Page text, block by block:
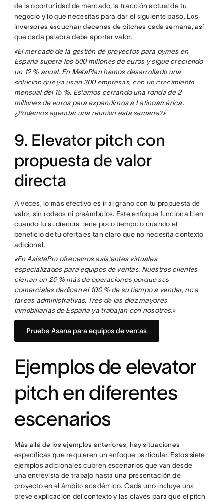
de la oportunidad de mercado, la tracción actual de tu
negocio y lo que necesitas para dar el siguiente paso. Los
inversores escuchan decenas de pitches cada semana, así
que cada palabra debe aportar valor.
«El mercado de la gestión de proyectos para pymes en
España supera los 500 millones de euros y sigue creciendo
un 12 % anual. En MetaPlan hemos desarrollado una
solución que ya usan 300 empresas, con un crecimiento
mensual del 15 %. Estamos cerrando una ronda de 2
millones de euros para expandirnos a Latinoamérica.
¿Podemos agendar una reunión esta semana?»
9. Elevator pitch con
propuesta de valor
directa
A veces, lo más efectivo es ir al grano con tu propuesta de
valor, sin rodeos ni preámbulos. Este enfoque funciona bien
cuando tu audiencia tiene poco tiempo o cuando el
beneficio de tu oferta es tan claro que no necesita contexto
adicional.
«En AsistePro ofrecemos asistentes virtuales
especializados para equipos de ventas. Nuestros clientes
cierran un 25 % más de operaciones porque sus
comerciales dedican el 100 % de su tiempo a vender, no a
tareas administrativas. Tres de las diez mayores
inmobiliarias de España ya trabajan con nosotros.»
Prueba Asana para equipos de ventas
Ejemplos de elevator
pitch en diferentes
escenarios
Más allá de los ejemplos anteriores, hay situaciones
específicas que requieren un enfoque particular. Estos siete
ejemplos adicionales cubren escenarios que van desde
una entrevista de trabajo hasta una presentación de
proyecto en el ámbito académico. Cada uno incluye una
breve explicación del contexto y las claves para que el pitch